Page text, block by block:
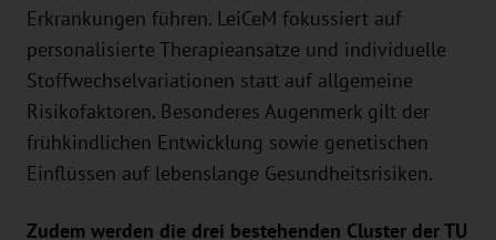
Erkrankungen führen. LeiCeM fokussiert auf
personalisierte Therapieansätze und individuelle
Stoffwechselvariationen statt auf allgemeine
Risikofaktoren. Besonderes Augenmerk gilt der
frühkindlichen Entwicklung sowie genetischen
Einflüssen auf lebenslange Gesundheitsrisiken.
Zudem werden die drei bestehenden Cluster der TU